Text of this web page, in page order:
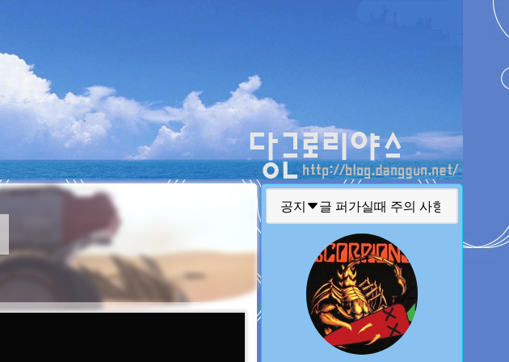
공지
글 퍼가실때 주의 사항질문 하실때 주의 사항